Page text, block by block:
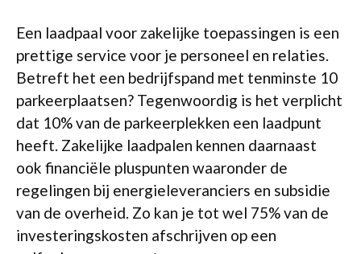
Een laadpaal voor zakelijke toepassingen is een
prettige service voor je personeel en relaties.
Betreft het een bedrijfspand met tenminste 10
parkeerplaatsen? Tegenwoordig is het verplicht
dat 10% van de parkeerplekken een laadpunt
heeft. Zakelijke laadpalen kennen daarnaast
ook financiële pluspunten waaronder de
regelingen bij energieleveranciers en subsidie
van de overheid. Zo kan je tot wel 75% van de
investeringskosten afschrijven op een